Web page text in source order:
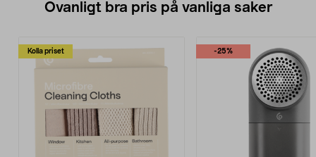
Ovanligt bra pris på vanliga saker
Kolla priset -25%